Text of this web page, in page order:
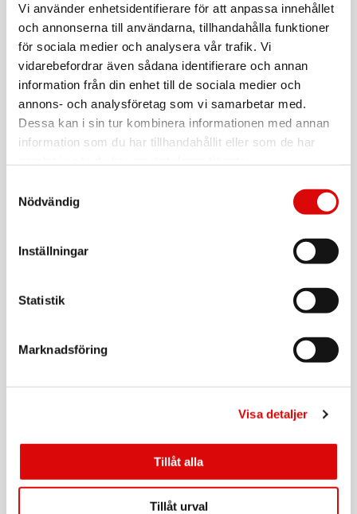
Vi använder enhetsidentifierare för att anpassa innehållet
och annonserna till användarna, tillhandahålla funktioner
för sociala medier och analysera vår trafik. Vi
vidarebefordrar även sådana identifierare och annan
information från din enhet till de sociala medier och
annons- och analysföretag som vi samarbetar med.
Dessa kan i sin tur kombinera informationen med annan
information som du har tillhandahållit eller som de har
Nödvändig
Inställningar
Statistik
Marknadsföring
Visa detaljer
Tillåt alla
Tillåt urval
CELLY
MAGSTAND3IN1EVO 3-i-1-magnetiskt ställ
Trådlös laddning 15W
A14043
Tillv. art. nr:
MAGSTAND3IN1EVO
Rek: 549,00 kr
CELLY
GHOSTMAG Pro MagSafe-bilhållare för
Art nr:
Rek: 249,00 kr
Trådlös laddare Qi2 15W